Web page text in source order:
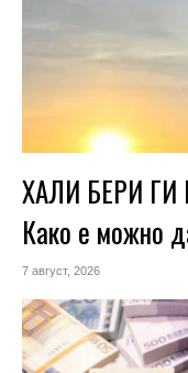
ХАЛИ БЕРИ
Како е можно
7 август, 2026